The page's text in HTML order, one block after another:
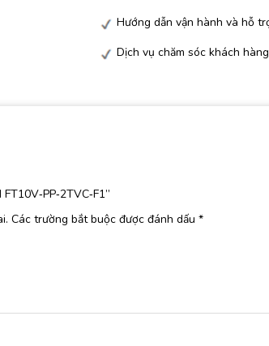
Hướng dẫn vận hành và hỗ
Dịch vụ chăm sóc khách
Các trường bắt buộc được đánh dấu *